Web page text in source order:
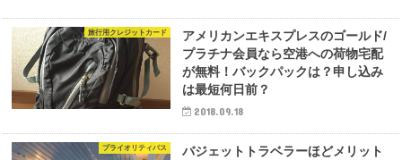
旅行用クレジットカード
アメリカンエキスプレスのゴールド/
プラチナ会員なら空港への荷物宅配
が無料！バックパックは？申し込み
は最短何日前？
2018.09.18
プライオリティパス
バジェットトラベラーほどメリット